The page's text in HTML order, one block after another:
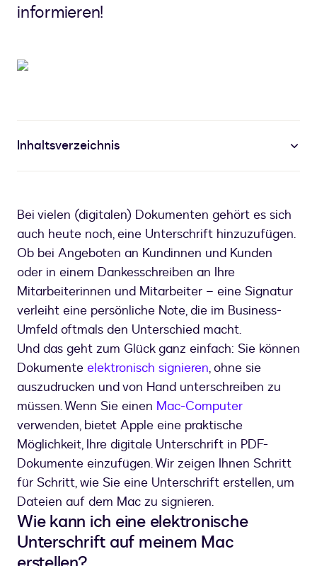
informieren!
Inhaltsverzeichnis
Bei vielen (digitalen) Dokumenten gehört es sich
auch heute noch, eine Unterschrift hinzuzufügen.
Ob bei Angeboten an Kundinnen und Kunden
oder in einem Dankesschreiben an Ihre
Mitarbeiterinnen und Mitarbeiter – eine Signatur
verleiht eine persönliche Note, die im Business-
Umfeld oftmals den Unterschied macht.
Und das geht zum Glück ganz einfach: Sie können
Dokumente elektronisch signieren, ohne sie
auszudrucken und von Hand unterschreiben zu
müssen. Wenn Sie einen Mac-Computer
verwenden, bietet Apple eine praktische
Möglichkeit, Ihre digitale Unterschrift in PDF-
Dokumente einzufügen. Wir zeigen Ihnen Schritt
für Schritt, wie Sie eine Unterschrift erstellen, um
Dateien auf dem Mac zu signieren.
Wie kann ich eine elektronische
Unterschrift auf meinem Mac